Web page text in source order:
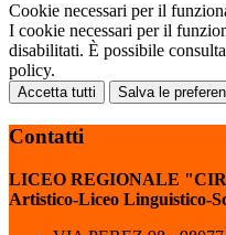
Cookie necessari per il
I cookie necessari per il
disabilitati. È possibile
policy.
Accetta tutti Salva le
Contatti
LICEO REGIONALE
Artistico-Liceo Linguistico-